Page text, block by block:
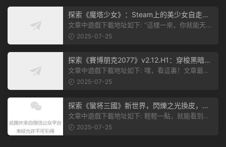
探索《魔塔少女》：Steam上的美少女自走
棋，戰鬥與策略的雙重盛宴！
文章中遊戲下載地址如下: “這樣一來，你就能天天
2025-07-25
探索《賽博朋克2077》v2.12.H1：穿梭黑暗都
市，感受未來世界的震撼
文章中遊戲下載地址如下: 嘿，看這裏！文章最後
有個圖片，點一下就能加入我們的...
2025-07-25
探索《蠻将三國》新世界，閃爍之光換皮，共
赴手遊盛宴！
文章中遊戲下載地址如下: 輕輕一點，就能看到原
文。 滑動一下屏幕，就能看到...
2025-07-25